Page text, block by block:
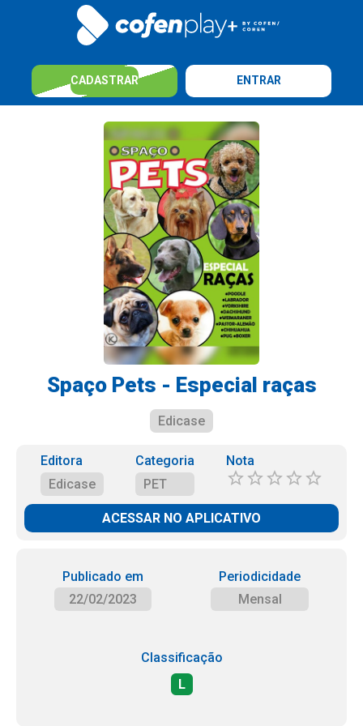
CADASTRAR ENTRAR
Spaço Pets - Especial raças
Edicase
Editora
Edicase
Categoria
PET
Nota
ACESSAR NO APLICATIVO
Publicado em
22/02/2023
Periodicidade
Mensal
Classificação
L